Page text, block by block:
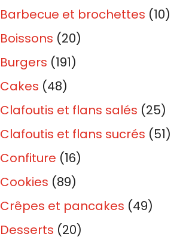
Barbecue et brochettes (10)
Boissons (20)
Burgers (191)
Cakes (48)
Clafoutis et flans salés (25)
Clafoutis et flans sucrés (51)
Confiture (16)
Cookies (89)
Crêpes et pancakes (49)
Desserts (20)